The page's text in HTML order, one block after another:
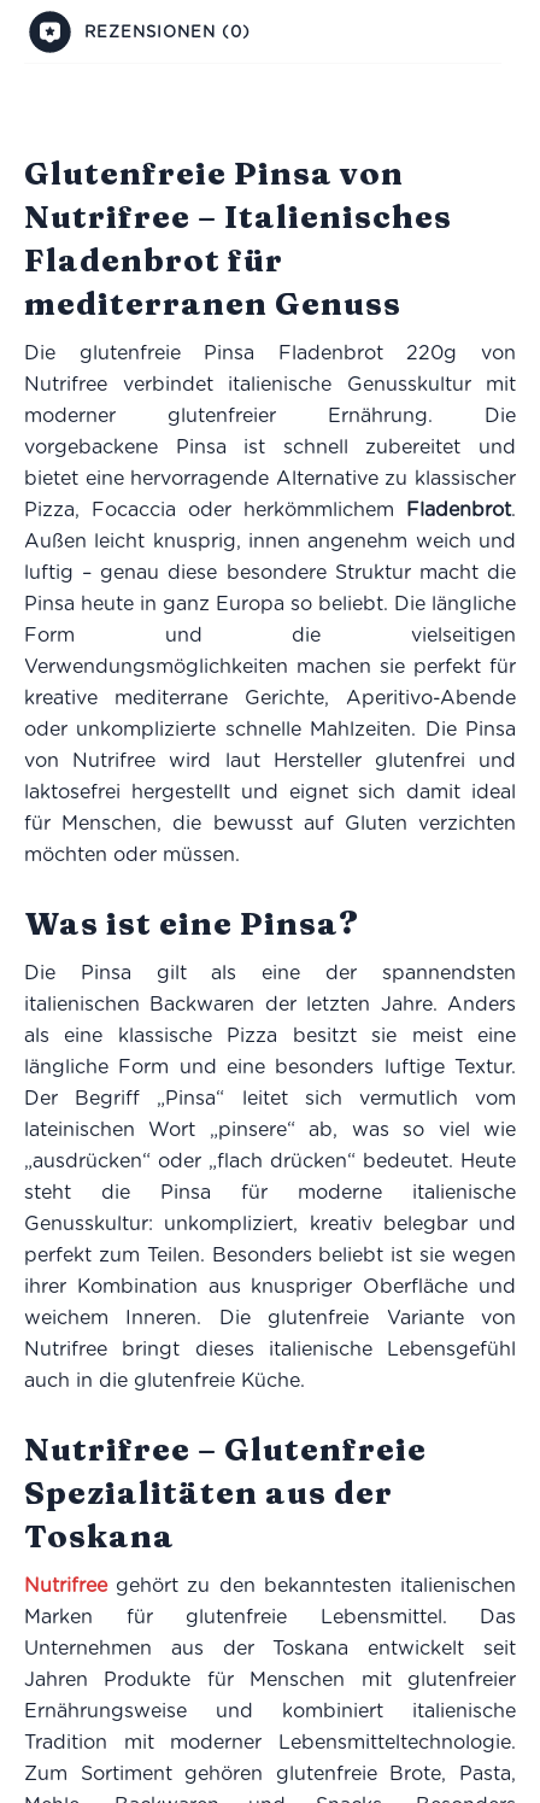
REZENSIONEN (0)
Glutenfreie Pinsa von
Nutrifree – Italienisches
Fladenbrot für
mediterranen Genuss
Die glutenfreie Pinsa Fladenbrot 220g von
Nutrifree verbindet italienische Genusskultur mit
moderner glutenfreier Ernährung. Die
vorgebackene Pinsa ist schnell zubereitet und
bietet eine hervorragende Alternative zu klassischer
Pizza, Focaccia oder herkömmlichem Fladenbrot.
Außen leicht knusprig, innen angenehm weich und
luftig – genau diese besondere Struktur macht die
Pinsa heute in ganz Europa so beliebt. Die längliche
Form und die vielseitigen
Verwendungsmöglichkeiten machen sie perfekt für
kreative mediterrane Gerichte, Aperitivo-Abende
oder unkomplizierte schnelle Mahlzeiten. Die Pinsa
von Nutrifree wird laut Hersteller glutenfrei und
laktosefrei hergestellt und eignet sich damit ideal
für Menschen, die bewusst auf Gluten verzichten
möchten oder müssen.
Was ist eine Pinsa?
Die Pinsa gilt als eine der spannendsten
italienischen Backwaren der letzten Jahre. Anders
als eine klassische Pizza besitzt sie meist eine
längliche Form und eine besonders luftige Textur.
Der Begriff „Pinsa“ leitet sich vermutlich vom
lateinischen Wort „pinsere“ ab, was so viel wie
„ausdrücken“ oder „flach drücken“ bedeutet. Heute
steht die Pinsa für moderne italienische
Genusskultur: unkompliziert, kreativ belegbar und
perfekt zum Teilen. Besonders beliebt ist sie wegen
ihrer Kombination aus knuspriger Oberfläche und
weichem Inneren. Die glutenfreie Variante von
Nutrifree bringt dieses italienische Lebensgefühl
auch in die glutenfreie Küche.
Nutrifree – Glutenfreie
Spezialitäten aus der
Toskana
Nutrifreegehört zu den bekanntesten italienischen
Marken für glutenfreie Lebensmittel. Das
Unternehmen aus der Toskana entwickelt seit
Jahren Produkte für Menschen mit glutenfreier
Ernährungsweise und kombiniert italienische
Tradition mit moderner Lebensmitteltechnologie.
Zum Sortiment gehören glutenfreie Brote, Pasta,